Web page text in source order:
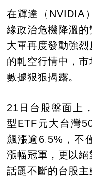
在輝達（NVIDIA
緣政治危機降溫
大軍再度發動強
的軋空行情中，
數據狠狠揭露。
21日台股盤面上
型ETF元大台灣
飆漲逾6.5%，不
漲幅冠軍，更以
話題不斷的台股主